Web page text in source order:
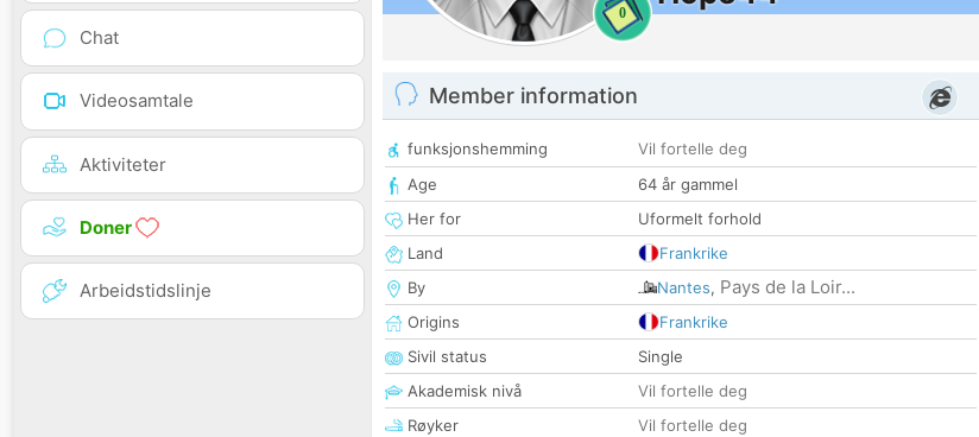
Chat
Videosamtale
Aktiviteter
Doner
Arbeidstidslinje
0
Member information
funksjonshemming
Vil fortelle deg
Age
64 år gammel
Her for
Uformelt forhold
Land
Frankrike
By
Nantes, Pays de la Loir...
Origins
Frankrike
Sivil status
Single
Akademisk nivå
Vil fortelle deg
Røyker
Vil fortelle deg